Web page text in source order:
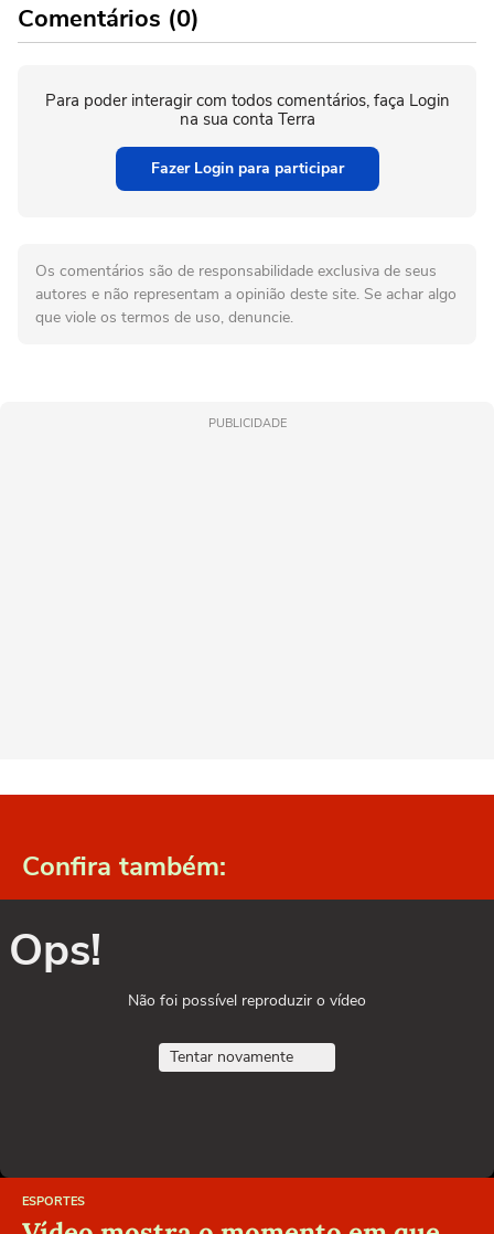
Comentários (0)
Para poder interagir com todos comentários, faça Login
na sua conta Terra
Fazer Login para participar
Os comentários são de responsabilidade exclusiva de seus
autores e não representam a opinião deste site. Se achar algo
que viole os termos de uso, denuncie.
PUBLICIDADE
Confira também:
Ops!
Não foi possível reproduzir o vídeo
Tentar novamente
ESPORTES